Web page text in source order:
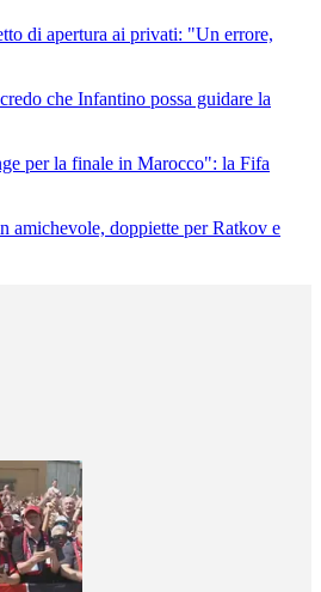
di apertura ai privati: "Un errore,
che Infantino possa guidare la
per la finale in Marocco": la Fifa
amichevole, doppiette per Ratkov e